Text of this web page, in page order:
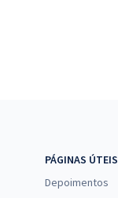
PÁGINAS ÚTEIS
Depoimentos